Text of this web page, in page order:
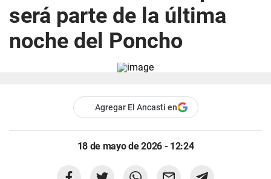
será parte de la última
noche del Poncho
Agregar El Ancasti en
18 de mayo de 2026 - 12:24